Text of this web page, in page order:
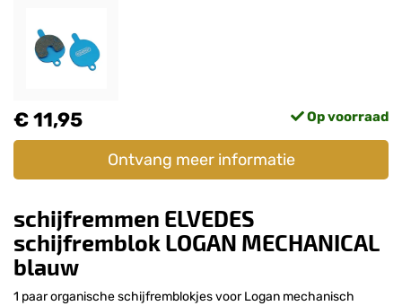
€ 11,95 Op voorraad
Ontvang meer informatie
schijfremmen ELVEDES
schijfremblok LOGAN MECHANICAL
blauw
1 paar organische schijfremblokjes voor Logan mechanisch